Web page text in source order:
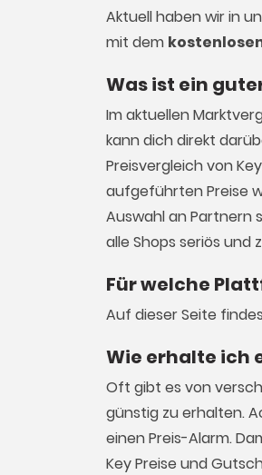
Aktuell haben wir in
mit dem
Was ist ein
Im aktuellen
kann dich direkt
Preisvergleich von
aufgeführten Preise
Auswahl an Partnern
alle Shops seriös und
Für welche
Auf dieser Seite
Wie erhalte ich
Oft gibt es von
günstig zu erhalten.
einen Preis-Alarm.
Key Preise und